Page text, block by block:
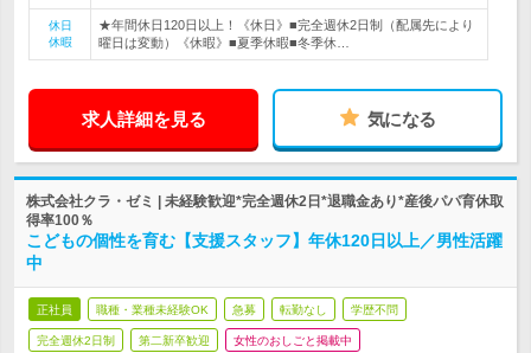
休日
休暇
★年間休日120日以上！《休日》■完全週休2日制（配属先により
曜日は変動）《休暇》■夏季休暇■冬季休…
求人詳細を見る 気になる
株式会社クラ・ゼミ | 未経験歓迎*完全週休2日*退職金あり*産後パパ育休取
得率100％
こどもの個性を育む【支援スタッフ】年休120日以上／男性活躍
中
正社員 職種・業種未経験OK 急募 転勤なし 学歴不問
完全週休2日制 第二新卒歓迎 女性のおしごと掲載中